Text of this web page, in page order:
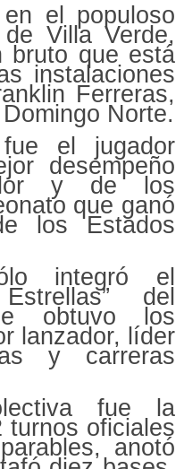
el populoso
Villa Verde,
bruto que está
instalaciones
Ferreras,
Norte.
el jugador
desempeño
y de los
que ganó
los Estados
integró el
del
obtuvo los
lanzador, líder
y carreras
fue la
turnos oficiales
anotó